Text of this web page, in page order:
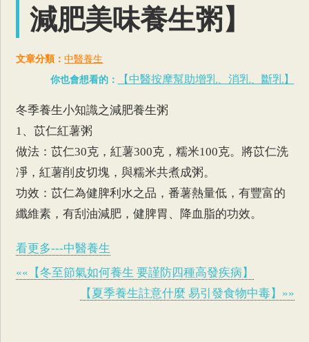
減肥美味養生粥】
文章分類：中醫養生
你也會想看的：
【中醫按摩幫助增乳、消乳、斷乳】
冬季養生小知識之減肥養生粥
1、苡仁紅薯粥
做法：苡仁30克，紅薯300克，糯米100克。將苡仁洗
凈，紅薯削皮切塊，與糯米共煮成粥。
功效：苡仁為健脾利水之品，番薯熱量低，有豐富的
纖維素，有刮油減肥，健脾胃、降血脂的功效。
看更多---中醫養生
««【冬至節氣如何養生 要謹防四種高發疾病】
【夏季養生註意什麼 易引發食物中毒】»»